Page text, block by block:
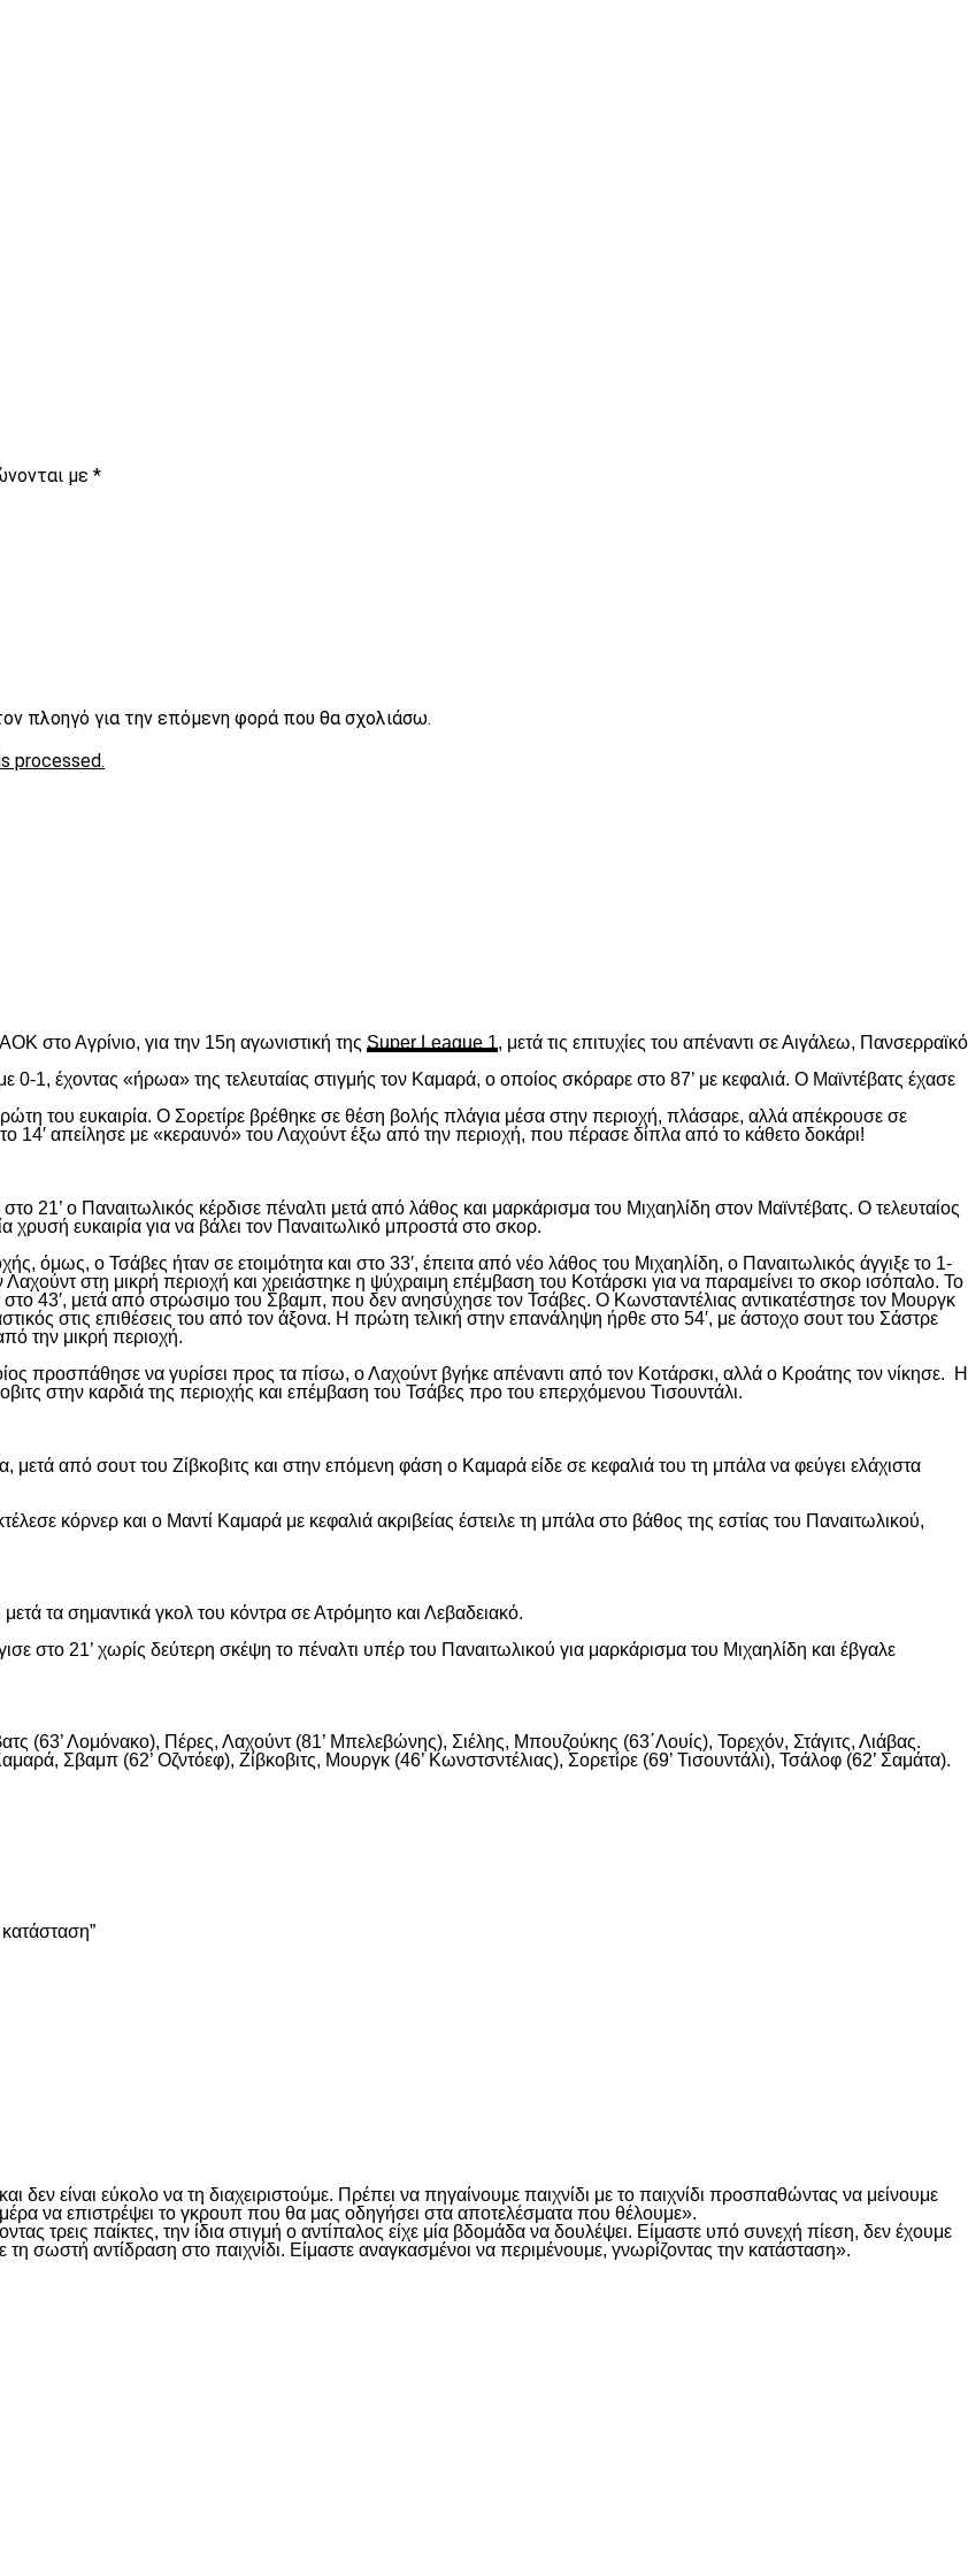
με *
πλοηγό για την επόμενη φορά που θα σχολιάσω.
processed.
στο Αγρίνιο, για την 15η αγωνιστική της Super League 1, μετά τις επιτυχίες του απέναντι σε Αιγάλεω, Πανσερραϊκό
1, έχοντας «ήρωα» της τελευταίας στιγμής τον Καμαρά, ο οποίος σκόραρε στο 87’ με κεφαλιά. Ο Μαϊντέβατς έχασε
του ευκαιρία. Ο Σορετίρε βρέθηκε σε θέση βολής πλάγια μέσα στην περιοχή, πλάσαρε, αλλά απέκρουσε σε
14′ απείλησε με «κεραυνό» του Λαχούντ έξω από την περιοχή, που πέρασε δίπλα από το κάθετο δοκάρι!
ο Παναιτωλικός κέρδισε πέναλτι μετά από λάθος και μαρκάρισμα του Μιχαηλίδη στον Μαϊντέβατς. Ο τελευταίος
χρυσή ευκαιρία για να βάλει τον Παναιτωλικό μπροστά στο σκορ.
όμως, ο Τσάβες ήταν σε ετοιμότητα και στο 33′, έπειτα από νέο λάθος του Μιχαηλίδη, ο Παναιτωλικός άγγιξε το 1-
στη μικρή περιοχή και χρειάστηκε η ψύχραιμη επέμβαση του Κοτάρσκι για να παραμείνει το σκορ ισόπαλο. Το
43′, μετά από στρώσιμο του Σβαμπ, που δεν ανησύχησε τον Τσάβες. Ο Κωνσταντέλιας αντικατέστησε τον Μουργκ
στις επιθέσεις του από τον άξονα. Η πρώτη τελική στην επανάληψη ήρθε στο 54′, με άστοχο σουτ του Σάστρε
την μικρή περιοχή.
προσπάθησε να γυρίσει προς τα πίσω, ο Λαχούντ βγήκε απέναντι από τον Κοτάρσκι, αλλά ο Κροάτης τον νίκησε. Η
στην καρδιά της περιοχής και επέμβαση του Τσάβες προ του επερχόμενου Τισουντάλι.
από σουτ του Ζίβκοβιτς και στην επόμενη φάση ο Καμαρά είδε σε κεφαλιά του τη μπάλα να φεύγει ελάχιστα
κόρνερ και ο Μαντί Καμαρά με κεφαλιά ακριβείας έστειλε τη μπάλα στο βάθος της εστίας του Παναιτωλικού,
τα σημαντικά γκολ του κόντρα σε Ατρόμητο και Λεβαδειακό.
στο 21’ χωρίς δεύτερη σκέψη το πέναλτι υπέρ του Παναιτωλικού για μαρκάρισμα του Μιχαηλίδη και έβγαλε
(63’ Λομόνακο), Πέρες, Λαχούντ (81’ Μπελεβώνης), Σιέλης, Μπουζούκης (63΄Λουίς), Τορεχόν, Στάγιτς, Λιάβας.
Σβαμπ (62’ Οζντόεφ), Ζίβκοβιτς, Μουργκ (46’ Κωνστσντέλιας), Σορετίρε (69’ Τισουντάλι), Τσάλοφ (62’ Σαμάτα).
είναι εύκολο να τη διαχειριστούμε. Πρέπει να πηγαίνουμε παιχνίδι με το παιχνίδι προσπαθώντας να μείνουμε
να επιστρέψει το γκρουπ που θα μας οδηγήσει στα αποτελέσματα που θέλουμε».
τρεις παίκτες, την ίδια στιγμή ο αντίπαλος είχε μία βδομάδα να δουλέψει. Είμαστε υπό συνεχή πίεση, δεν έχουμε
σωστή αντίδραση στο παιχνίδι. Είμαστε αναγκασμένοι να περιμένουμε, γνωρίζοντας την κατάσταση».